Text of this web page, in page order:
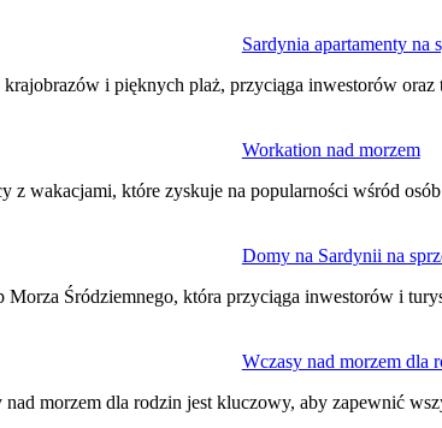
Sardynia apartamenty na
i pięknych plaż, przyciąga inwestorów
Workation nad morzem
z wakacjami, które zyskuje na popularności wśród
Domy na Sardynii na
Morza Śródziemnego, która przyciąga inwestorów i
Wczasy nad morzem dla
morzem dla rodzin jest kluczowy, aby zapewnić